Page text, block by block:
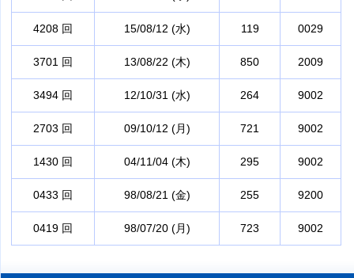
4208 回 15/08/12 (水) 119 0029
3701 回 13/08/22 (木) 850 2009
3494 回 12/10/31 (水) 264 9002
2703 回 09/10/12 (月) 721 9002
1430 回 04/11/04 (木) 295 9002
0433 回 98/08/21 (金) 255 9200
0419 回 98/07/20 (月) 723 9002